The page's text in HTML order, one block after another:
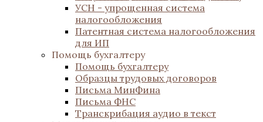
УСН - упрощенная система
налогообложения
Патентная система налогообложения
для ИП
Помощь бухгалтеру
Помощь бухгалтеру
Образцы трудовых договоров
Письма МинФина
Письма ФНС
Транскрибация аудио в текст